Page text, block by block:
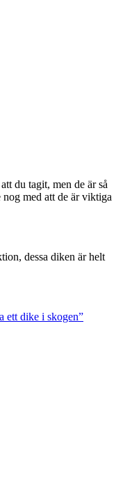
du tagit, men de är så
nog med att de är viktiga
dessa diken är helt
ett dike i skogen”